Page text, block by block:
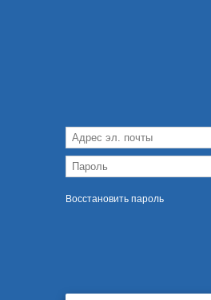
Восстановить пароль